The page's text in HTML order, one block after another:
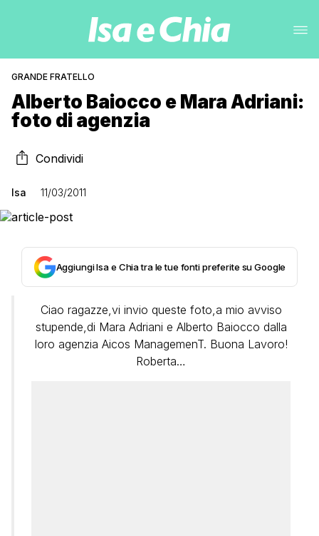
GRANDE FRATELLO
Alberto Baiocco e Mara Adriani:
foto di agenzia
Condividi
Isa 11/03/2011
Aggiungi Isa e Chia tra le tue fonti preferite su Google
Ciao ragazze,vi invio queste foto,a mio avviso
stupende,di Mara Adriani e Alberto Baiocco dalla
loro agenzia Aicos ManagemenT. Buona Lavoro!
Roberta…